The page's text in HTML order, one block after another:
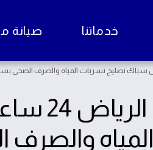
خدماتنا صيانة
سباك
المياه